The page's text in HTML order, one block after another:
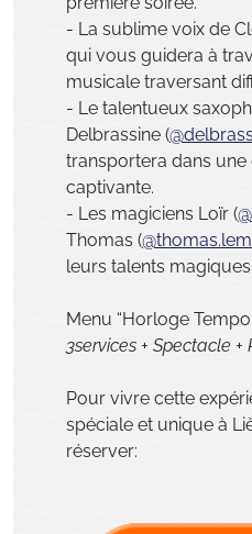
- La sublime voix de
qui vous guidera à
musicale traversant
- Le talentueux
Delbrassine (
transportera dans
captivante.
- Les magiciens Loïr (
Thomas (
leurs talents magiques.
Menu “Horloge
3services + Spectacle +
Pour vivre cette
spéciale et unique à
réserver: